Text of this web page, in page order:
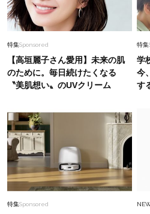
き40代は【目的別
2026.7.28
2026年夏の【開運
と！「運の土台を
40代の”ワイドパ
で日常で使いたい
Lifestyle 2026.7.30
俳優・中村ゆりさ
心でアイドルへ。
た深夜のファミレ
特集Sponsored
【高垣麗子さん愛用】未来の肌
のために。毎日続けたくなる
〝美肌想い〟のUVクリーム
特集
学
今
す
特集Sponsored